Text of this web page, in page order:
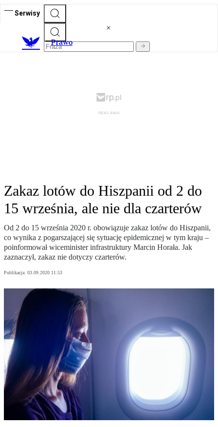
Serwisy
Prawo
Zakaz lotów do Hiszpanii od 2 do
15 września, ale nie dla czarterów
Od 2 do 15 września 2020 r. obowiązuje zakaz lotów do Hiszpanii,
co wynika z pogarszającej się sytuację epidemicznej w tym kraju –
poinformował wiceminister infrastruktury Marcin Horała. Jak
zaznaczył, zakaz nie dotyczy czarterów.
Publikacja: 03.09.2020 11:53